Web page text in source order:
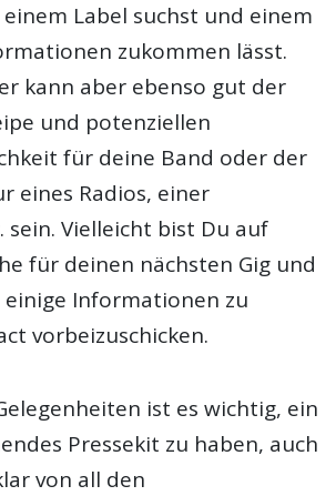
Label suchst und einem
zukommen lässt.
kann aber ebenso gut der
und potenziellen
für deine Band oder der
eines Radios, einer
sein. Vielleicht bist Du auf
für deinen nächsten Gig und
Informationen zu
vorbeizuschicken.
ist es wichtig, ein
Pressekit zu haben, auch
von all den